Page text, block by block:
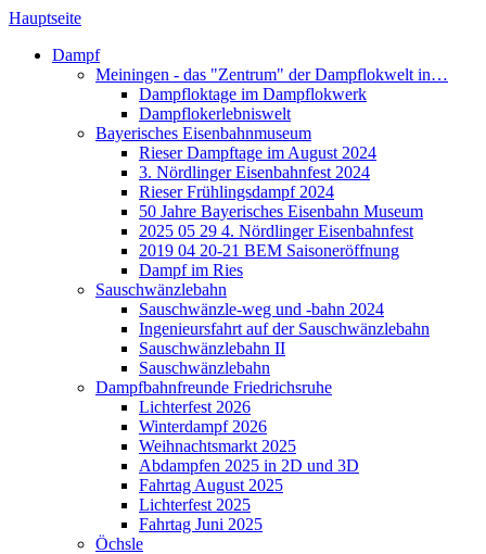
Hauptseite
Dampf
Meiningen - das "Zentrum" der Dampflokwelt in…
Dampfloktage im Dampflokwerk
Dampflokerlebniswelt
Bayerisches Eisenbahnmuseum
Rieser Dampftage im August 2024
3. Nördlinger Eisenbahnfest 2024
Rieser Frühlingsdampf 2024
50 Jahre Bayerisches Eisenbahn Museum
2025 05 29 4. Nördlinger Eisenbahnfest
2019 04 20-21 BEM Saisoneröffnung
Dampf im Ries
Sauschwänzlebahn
Sauschwänzle-weg und -bahn 2024
Ingenieursfahrt auf der Sauschwänzlebahn
Sauschwänzlebahn II
Sauschwänzlebahn
Dampfbahnfreunde Friedrichsruhe
Lichterfest 2026
Winterdampf 2026
Weihnachtsmarkt 2025
Abdampfen 2025 in 2D und 3D
Fahrtag August 2025
Lichterfest 2025
Fahrtag Juni 2025
Öchsle